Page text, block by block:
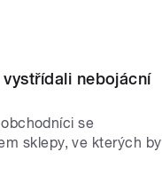
nebojácní
se
sklepy, ve kterých by